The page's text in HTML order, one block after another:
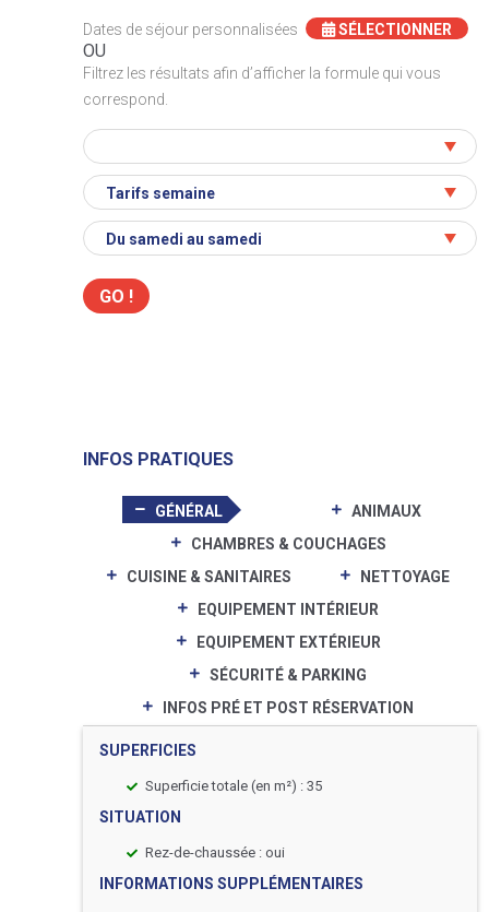
Dates de séjour personnalisées SÉLECTIONNER
OU
Filtrez les résultats afin d’afficher la formule qui vous
correspond.
INFOS PRATIQUES
GÉNÉRAL
ANIMAUX
CHAMBRES & COUCHAGES
CUISINE & SANITAIRES
NETTOYAGE
EQUIPEMENT INTÉRIEUR
EQUIPEMENT EXTÉRIEUR
SÉCURITÉ & PARKING
INFOS PRÉ ET POST RÉSERVATION
SUPERFICIES
Superficie totale (en m²) : 35
SITUATION
Rez-de-chaussée : oui
INFORMATIONS SUPPLÉMENTAIRES